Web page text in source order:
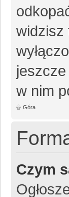
widzisz
w nim
Góra
Czym